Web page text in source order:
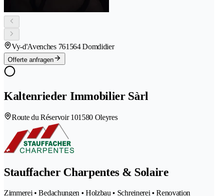
Vy-d'Avenches 761564 Domdidier
Offerte anfragen
Kaltenrieder Immobilier Sàrl
Route du Réservoir 101580 Oleyres
Stauffacher Charpentes & Solaire
Zimmerei • Bedachungen • Holzbau • Schreinerei • Renovation